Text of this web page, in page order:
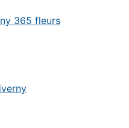
365 fleurs